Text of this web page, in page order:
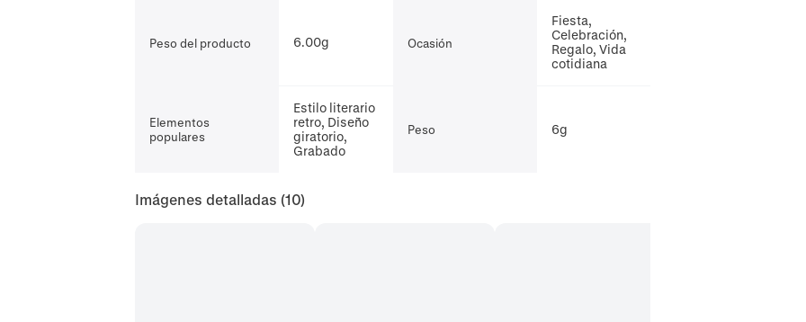
Peso del producto 6.00g Ocasión
Fiesta,
Celebración,
Regalo, Vida
cotidiana
Elementos
populares
Estilo literario
retro, Diseño
giratorio,
Grabado
Peso 6g
Imágenes detalladas (10)